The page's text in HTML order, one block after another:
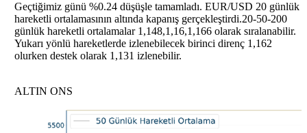
Geçtiğimiz günü %0.24 düşüşle tamamladı. EUR/USD 20 günlük
hareketli ortalamasının altında kapanış gerçekleştirdi.20-50-200
günlük hareketli ortalamalar 1,148,1,16,1,166 olarak sıralanabilir.
Yukarı yönlü hareketlerde izlenebilecek birinci direnç 1,162
olurken destek olarak 1,131 izlenebilir.
ALTIN ONS